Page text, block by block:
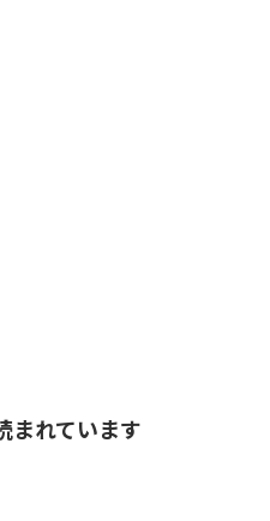
まれています